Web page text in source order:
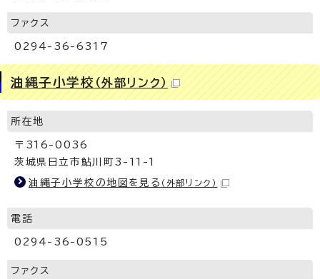
ファクス
0294-36-6317
油縄子小学校 （外部リンク）
所在地
〒316-0036
茨城県日立市鮎川町3-11-1
油縄子小学校の地図を見る （外部リンク）
電話
0294-36-0515
ファクス